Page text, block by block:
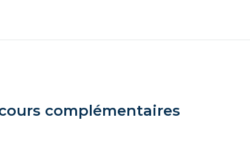
complémentaires